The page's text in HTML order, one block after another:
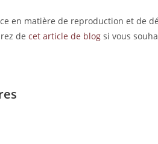
en matière de reproduction et de
de cet article de blog si vous